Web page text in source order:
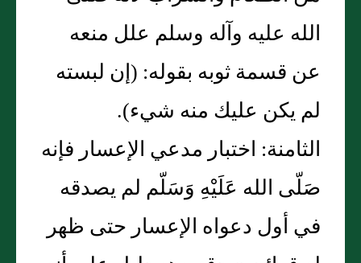
الله عليه وآله وسلم علل منعه
عن قسمة ثوبه بقوله: (إن لبسته
لم يكن عليك منه شيء).
الثامنة: اختبار مدعي الإعسار فإنه
صَلّى الله عَلَيْهِ وَسَلّم لم يصدقه
في أول دعواه الإعسار حتى ظهر